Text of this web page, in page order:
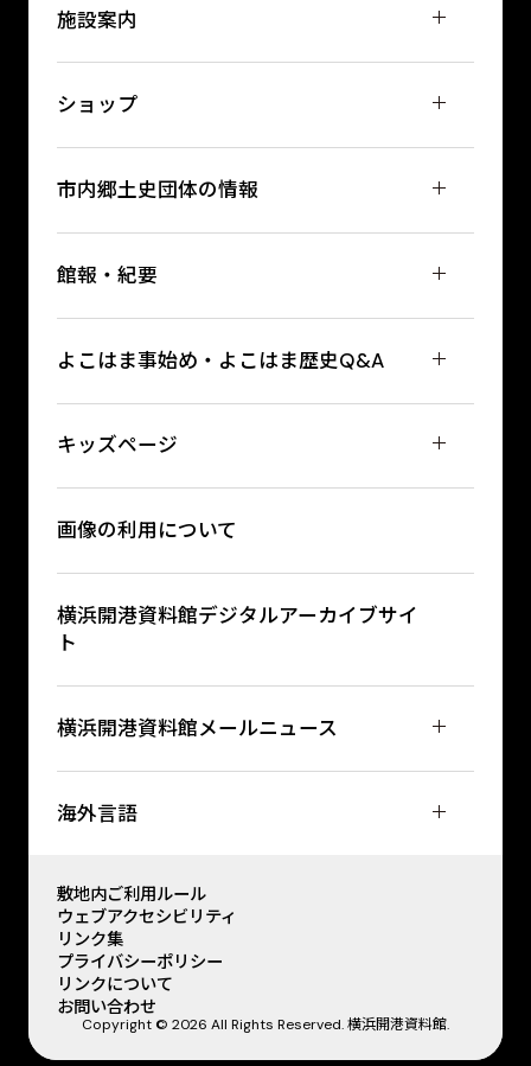
施設案内
ショップ
市内郷土史団体の情報
館報・紀要
よこはま事始め・よこはま歴史Q&A
キッズページ
画像の利用について
横浜開港資料館デジタルアーカイブサイ
ト
横浜開港資料館メールニュース
海外言語
敷地内ご利用ルール
ウェブアクセシビリティ
リンク集
プライバシーポリシー
リンクについて
お問い合わせ
Copyright © 2026 All Rights Reserved. 横浜開港資料館.